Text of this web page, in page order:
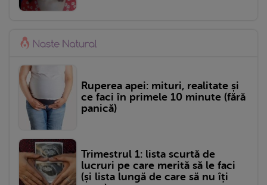
Ruperea apei: mituri, realitate și
ce faci în primele 10 minute (fără
panică)
Trimestrul 1: lista scurtă de
lucruri pe care merită să le faci
(și lista lungă de care să nu îți